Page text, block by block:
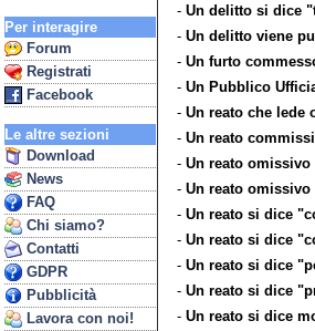
Per interagire
Forum
Registrati
Facebook
Le altre sezioni
Download
News
FAQ
Chi siamo?
Contatti
GDPR
Pubblicità
Lavora con noi!
- Un delitto si dice
- Un delitto viene
- Un furto
- Un Pubblico
- Un reato che
- Un reato
- Un reato
- Un reato
- Un reato si dice
- Un reato si dice
- Un reato si dice
- Un reato si dice
- Un reato si dice